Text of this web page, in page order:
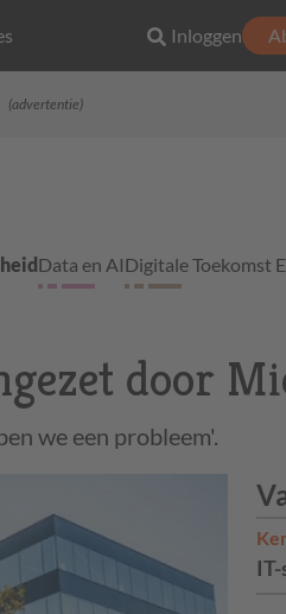
Inloggen
(advertentie)
Data en AIDigitale Toekomst
door
we een probleem'.